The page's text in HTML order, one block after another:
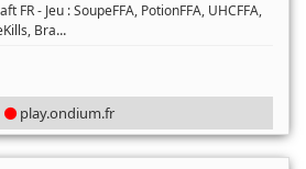
FR - Jeu : SoupeFFA, PotionFFA, UHCFFA,
Bra...
play.ondium.fr